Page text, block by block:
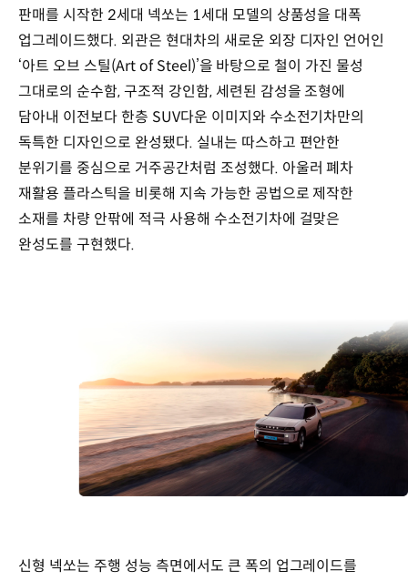
판매를 시작한 2세대 넥쏘는 1세대 모델의 상품성을 대폭
업그레이드했다. 외관은 현대차의 새로운 외장 디자인 언어인
‘아트 오브 스틸(Art of Steel)’을 바탕으로 철이 가진 물성
그대로의 순수함, 구조적 강인함, 세련된 감성을 조형에
담아내 이전보다 한층 SUV다운 이미지와 수소전기차만의
독특한 디자인으로 완성됐다. 실내는 따스하고 편안한
분위기를 중심으로 거주공간처럼 조성했다. 아울러 폐차
재활용 플라스틱을 비롯해 지속 가능한 공법으로 제작한
소재를 차량 안팎에 적극 사용해 수소전기차에 걸맞은
완성도를 구현했다.
신형 넥쏘는 주행 성능 측면에서도 큰 폭의 업그레이드를